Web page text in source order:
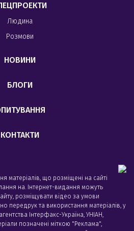
Людина
Розмови
НОВИНИ
БЛОГИ
КОНТАКТИ
матеріалів, що розміщені на сайті
на. Інтернет-видання можуть
розміщувати відео за умови
передрук та використання матеріалів, у
Iнтерфакс-Україна, УНIАН,
позначені міткою "Реклама",